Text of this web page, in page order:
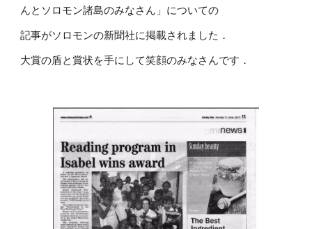
んとソロモン諸島のみなさん」についての
記事がソロモンの新聞社に掲載されました．
大賞の盾と賞状を手にして笑顔のみなさんです．